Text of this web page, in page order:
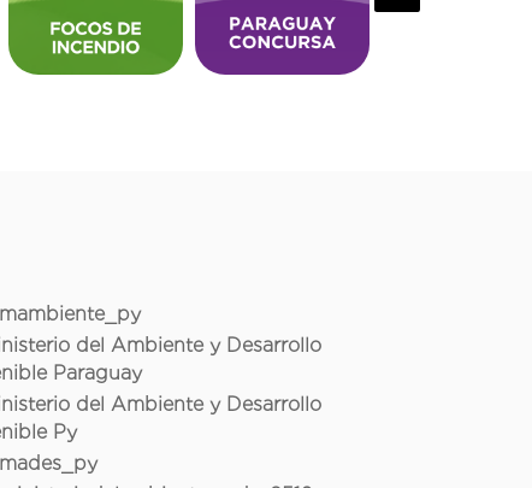
del Ambiente y Desarrollo
Paraguay
del Ambiente y Desarrollo
Py